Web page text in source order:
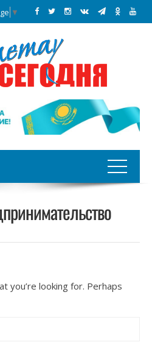
▼
you’re looking for. Perhaps